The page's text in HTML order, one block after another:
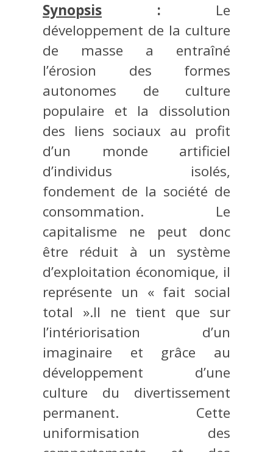
Synopsis : Le
développement de la culture
de masse a entraîné
l’érosion des formes
autonomes de culture
populaire et la dissolution
des liens sociaux au profit
d’un monde artificiel
d’individus isolés,
fondement de la société de
consommation. Le
capitalisme ne peut donc
être réduit à un système
d’exploitation économique, il
représente un « fait social
total ».II ne tient que sur
l’intériorisation d’un
imaginaire et grâce au
développement d’une
culture du divertissement
permanent. Cette
uniformisation des